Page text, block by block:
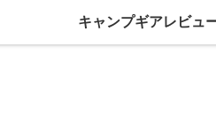
キャンプギアレビュ